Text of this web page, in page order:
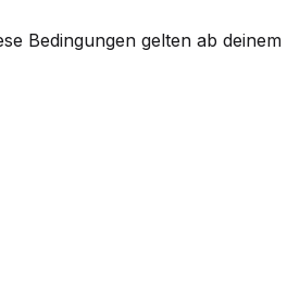
Bedingungen gelten ab deinem